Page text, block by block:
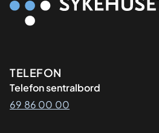
Kontaktinformasjon
TELEFON
Telefon sentralbord
69 86 00 00